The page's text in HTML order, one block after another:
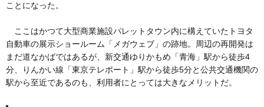
ことになった。
ここはかつて大型商業施設パレットタウン内に構えていたトヨタ
自動車の展示ショールーム「メガウェブ」の跡地。周辺の再開発は
まだ道なかばではあるが、新交通ゆりかもめ「青海」駅から徒歩4
分、りんかい線「東京テレポート」駅から徒歩5分と公共交通機関の
駅から至近であるのも、利用者にとっては大きなメリットだ。